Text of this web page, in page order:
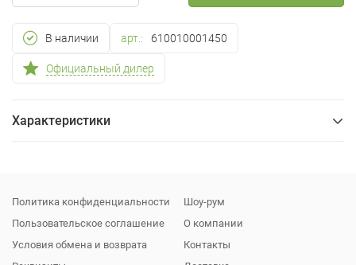
В наличии арт.: 610010001450
Официальный дилер
Характеристики
Упаковка
Политика конфиденциальности
Пользовательское соглашение
Условия обмена и возврата
Шоу-рум
О компании
Контакты